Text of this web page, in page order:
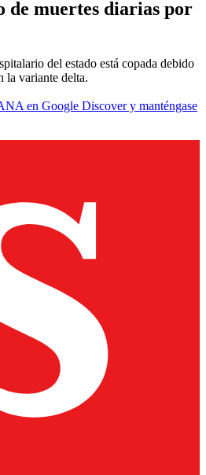
de muertes diarias por
del estado está copada debido
la variante delta.
en Google Discover y manténgase